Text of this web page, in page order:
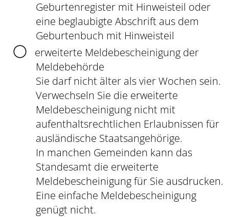
Geburtenregister mit Hinweisteil oder
eine beglaubigte Abschrift aus dem
Geburtenbuch mit Hinweisteil
erweiterte Meldebescheinigung der
Meldebehörde
Sie darf nicht älter als vier Wochen sein.
Verwechseln Sie die erweiterte
Meldebescheinigung nicht mit
aufenthaltsrechtlichen Erlaubnissen für
ausländische Staatsangehörige.
In manchen Gemeinden kann das
Standesamt die erweiterte
Meldebescheinigung für Sie ausdrucken.
Eine einfache Meldebescheinigung
genügt nicht.